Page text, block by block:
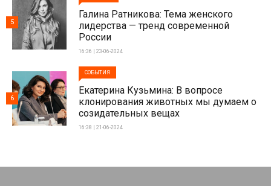
Галина Ратникова: Тема женского
лидерства — тренд современной
России
16:36 | 23-06-2024
5
СОБЫТИЯ
Екатерина Кузьмина: В вопросе
клонирования животных мы думаем о
созидательных вещах
16:38 | 21-06-2024
6